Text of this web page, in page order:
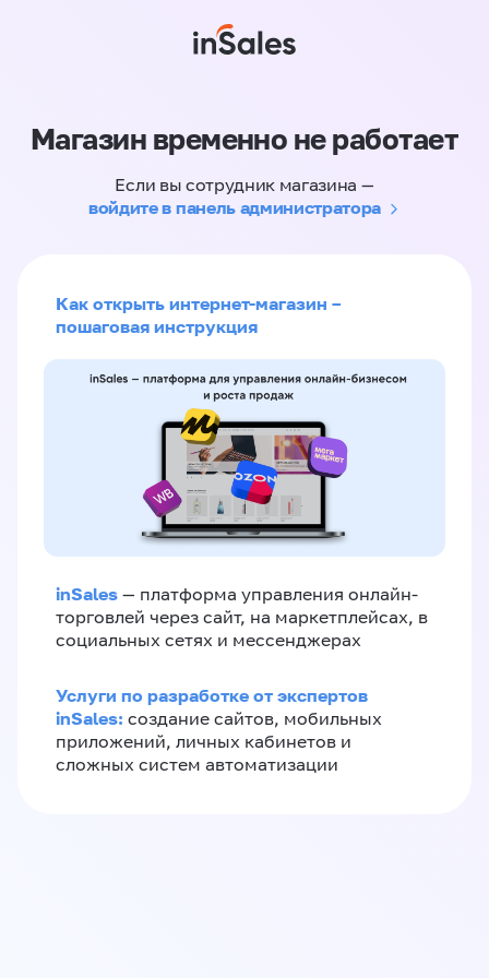
Магазин временно не работает
Если вы сотрудник магазина —
войдите в панель администратора
Как открыть интернет-магазин –
пошаговая инструкция
inSales — платформа управления онлайн-
торговлей через сайт, на маркетплейсах, в
социальных сетях и мессенджерах
Услуги по разработке от экспертов
inSales: создание сайтов, мобильных
приложений, личных кабинетов и
сложных систем автоматизации